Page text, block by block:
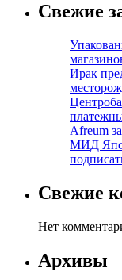
Свежие
Ирак
Afreum
МИД
Свежие
Нет
Архивы